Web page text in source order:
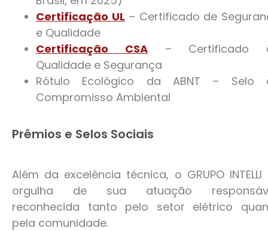
Certificação UL – Certificado de
e Qualidade
Certificação CSA– Certificado
Qualidade e Segurança
Rótulo Ecológico da ABNT – Selo
Compromisso Ambiental
Prêmios e Selos Sociais
Além da excelência técnica, o GRUPO INTELLI
orgulha de sua atuação
reconhecida tanto pelo setor elétrico
pela comunidade.